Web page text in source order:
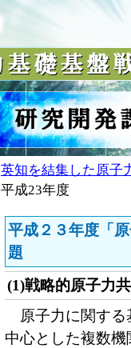
英知を結集した原子
平成23年度
平成２３年度「
題
(1)戦略的原子力
原子力に関する
中心とした複数